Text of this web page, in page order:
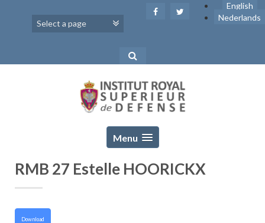
English
Nederlands
Menu
RMB 27 Estelle HOORICKX
Download